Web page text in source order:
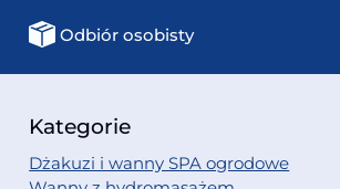
Odbiór osobisty
Kategorie
Dżakuzi i wanny SPA ogrodowe